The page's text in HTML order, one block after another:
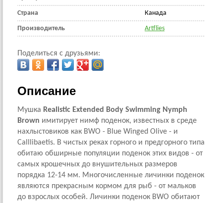
Страна Канада
Производитель Artflies
Поделиться с друзьями:
Описание
Мушка Realistic Extended Body Swimming Nymph
Brown имитирует нимф поденок, известных в среде
нахлыстовиков как BWO - Blue Winged Olive - и
Calllibaetis. В чистых реках горного и предгорного типа
обитаю обширные популяции поденок этих видов - от
самых крошечных до внушительных размеров
порядка 12-14 мм. Многочисленные личинки поденок
являются прекрасным кормом для рыб - от мальков
до взрослых особей. Личинки поденок BWO обитают